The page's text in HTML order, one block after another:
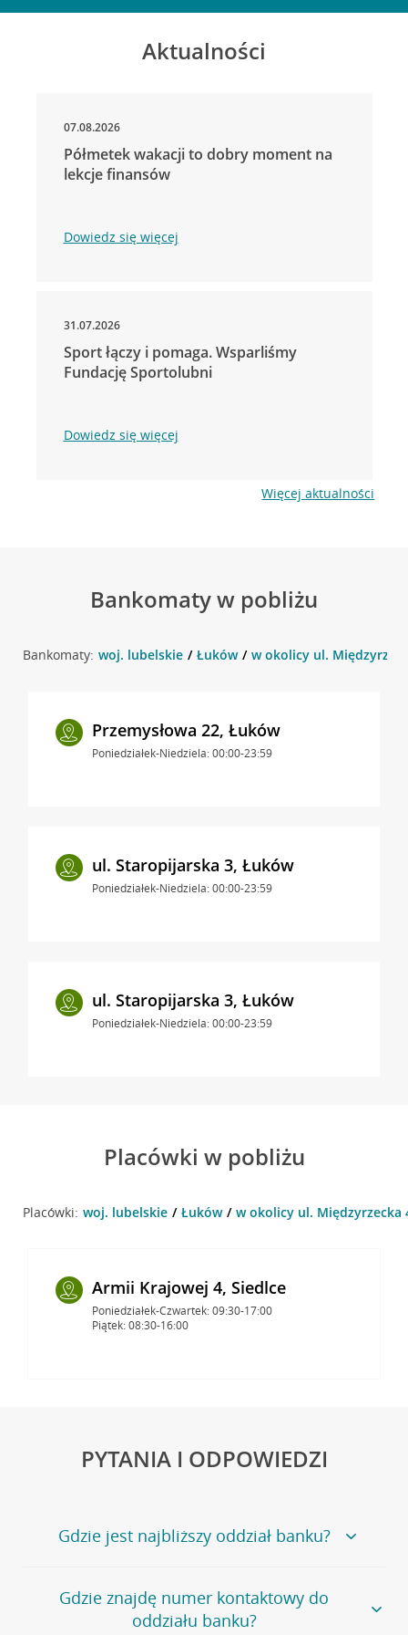
Aktualności
07.08.2026
Półmetek wakacji to dobry moment na
lekcje finansów
Dowiedz się więcej
31.07.2026
Sport łączy i pomaga. Wsparliśmy
Fundację Sportolubni
Dowiedz się więcej
Więcej aktualności
Bankomaty w pobliżu
Bankomaty: woj. lubelskie Łuków w okolicy ul.
Przemysłowa 22, Łuków
Poniedziałek-Niedziela: 00:00-23:59
ul. Staropijarska 3, Łuków
Poniedziałek-Niedziela: 00:00-23:59
ul. Staropijarska 3, Łuków
Poniedziałek-Niedziela: 00:00-23:59
Placówki w pobliżu
Placówki: woj. lubelskie Łuków w okolicy ul. Międzyrzecka
Armii Krajowej 4, Siedlce
Poniedziałek-Czwartek: 09:30-17:00
Piątek: 08:30-16:00
PYTANIA I ODPOWIEDZI
Gdzie jest najbliższy oddział banku?
Jeśli szukasz oddziału naszego banku, zapraszamy na
stronęPlacówki i bankomaty, na której znajduje się
wygodna wyszukiwarka.
Gdzie znajdę numer kontaktowy do
oddziału banku?